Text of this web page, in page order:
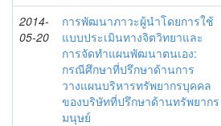
2014-
05-20
การพัฒนาภาวะผู้นำโดยการใช้
แบบประเมินทางจิตวิทยาและ
การจัดทำแผนพัฒนาตนเอง:
กรณีศึกษาที่ปรึกษาด้านการ
วางแผนบริหารทรัพยากรบุคคล
ของบริษัทที่ปรึกษาด้านทรัพยากร
มนุษย์